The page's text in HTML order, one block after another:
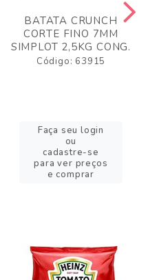
BATATA CRUNCH
CORTE FINO 7MM
SIMPLOT 2,5KG CONG.
Código: 63915
Faça seu login
ou
cadastre-se
para ver preços
e comprar